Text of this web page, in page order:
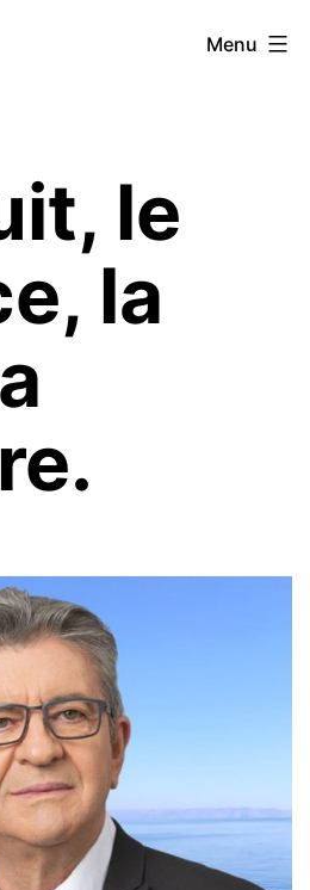
Menu
le
la